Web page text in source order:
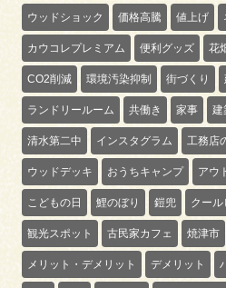
ウッドショック 価格高騰 値上げ
カウコレプレミアム 便利グッズ 花
CO2削減 環境汚染抑制 街づくり
ランドリールーム 共働き 家事 建
清水第二中 インスタグラム 工務店
ウッドデッキ おうちキャンプ アウ
こどもの日 鯉のぼり 鎧兜 クール
観光スポット 古民家カフェ 焼津市
メリット・デメリット デメリット